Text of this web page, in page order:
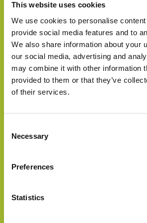
This website uses cookies
We use cookies to personalise
provide social media features and to
We also share information about your
our social media, advertising and
may combine it with other information
provided to them or that they’ve
of their services.
Selection
Necessary
Preferences
Statistics
Telefoonnummer
Bedrijfsnaam